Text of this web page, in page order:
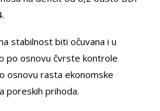
stabilnost biti očuvana i u
po osnovu čvrste kontrole
osnovu rasta ekonomske
poreskih prihoda.